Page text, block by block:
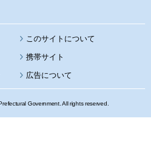
このサイトについて
携帯サイト
広告について
Government. All rights reserved.